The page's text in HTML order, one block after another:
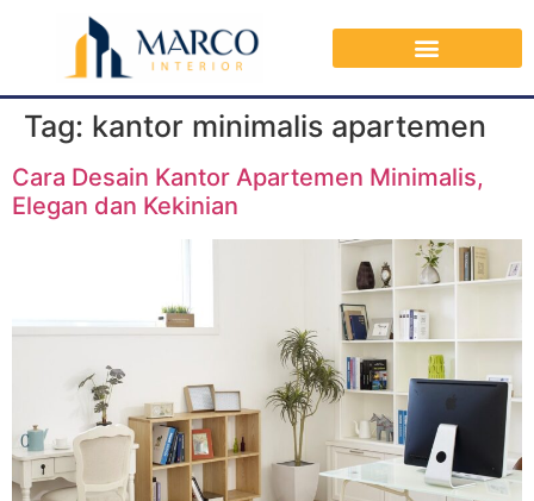
Tag: kantor minimalis apartemen
Cara Desain Kantor Apartemen Minimalis,
Elegan dan Kekinian